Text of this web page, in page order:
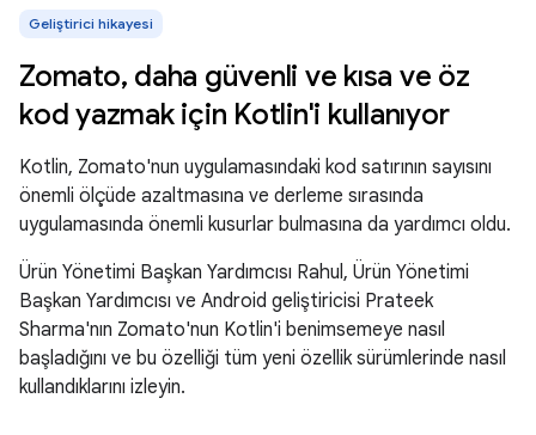
Geliştirici hikayesi
Zomato, daha güvenli ve kısa ve öz
kod yazmak için Kotlin'i kullanıyor
Kotlin, Zomato'nun uygulamasındaki kod satırının sayısını
önemli ölçüde azaltmasına ve derleme sırasında
uygulamasında önemli kusurlar bulmasına da yardımcı oldu.
Ürün Yönetimi Başkan Yardımcısı Rahul, Ürün Yönetimi
Başkan Yardımcısı ve Android geliştiricisi Prateek
Sharma'nın Zomato'nun Kotlin'i benimsemeye nasıl
başladığını ve bu özelliği tüm yeni özellik sürümlerinde nasıl
kullandıklarını izleyin.